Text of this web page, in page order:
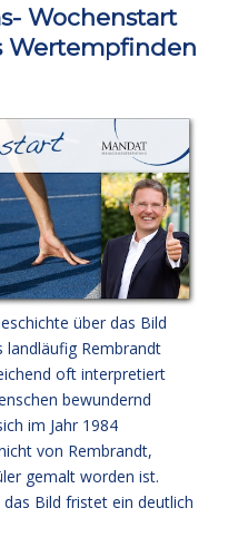
Wochenstart
Wertempfinden
über das Bild
landläufig Rembrandt
oft interpretiert
bewundernd
im Jahr 1984
von Rembrandt,
gemalt worden ist.
Bild fristet ein deutlich